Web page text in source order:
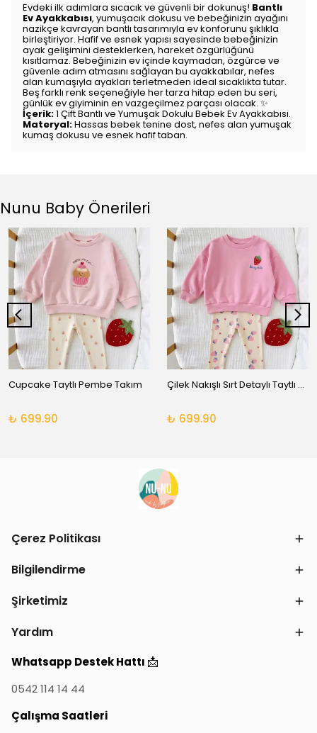
Evdeki ilk adımlara sıcacık ve güvenli bir dokunuş! Bantlı
Ev Ayakkabısı, yumuşacık dokusu ve bebeğinizin ayağını
nazikçe kavrayan bantlı tasarımıyla ev konforunu şıklıkla
birleştiriyor. Hafif ve esnek yapısı sayesinde bebeğinizin
ayak gelişimini desteklerken, hareket özgürlüğünü
kısıtlamaz. Bebeğinizin ev içinde kaymadan, özgürce ve
güvenle adım atmasını sağlayan bu ayakkabılar, nefes
alan kumaşıyla ayakları terletmeden ideal sıcaklıkta tutar.
Beş farklı renk seçeneğiyle her tarza hitap eden bu seri,
günlük ev giyiminin en vazgeçilmez parçası olacak. ✨
İçerik:1 Çift Bantlı ve Yumuşak Dokulu Bebek Ev Ayakkabısı.
Materyal:Hassas bebek tenine dost, nefes alan yumuşak
kumaş dokusu ve esnek hafif taban.
Nunu Baby Önerileri
Cupcake Taytlı Pembe Takım
₺ 699.90
Çilek Nakışlı Sırt Detaylı Taytlı Takım
₺ 699.90
Çerez Politikası
Bilgilendirme
Şirketimiz
Yardım
Whatsapp Destek Hattı 📩
0542 114 14 44
Çalışma Saatleri